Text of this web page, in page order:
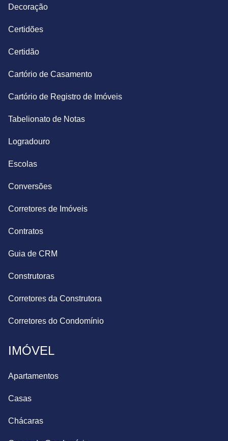
Decoração
Certidões
Certidão
Cartório de Casamento
Cartório de Registro de Imóveis
Tabelionato de Notas
Logradouro
Escolas
Conversões
Corretores de Imóveis
Contratos
Guia de CRM
Construtoras
Corretores da Construtora
Corretores do Condomínio
IMÓVEL
Apartamentos
Casas
Chácaras